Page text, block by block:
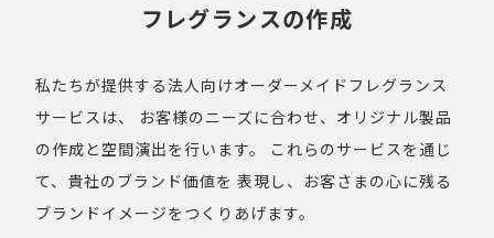
フレグランスの作成
私たちが提供する法人向けオーダーメイドフレグランス
サービスは、
お客様のニーズに合わせ、オリジナル製品
の作成と空間演出を行います。
これらのサービスを通じ
て、貴社のブランド価値を 表現し、お客さまの心に残る
ブランドイメージをつくりあげます。